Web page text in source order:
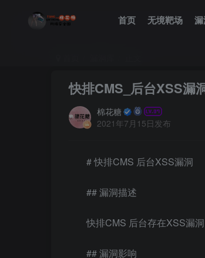
首页 无境靶场
快排CMS_后台XSS漏
棉花糖
2021年7月15日发布
# 快排CMS 后台XSS漏洞
## 漏洞描述
快排CMS 后台存在XSS漏
## 漏洞影响